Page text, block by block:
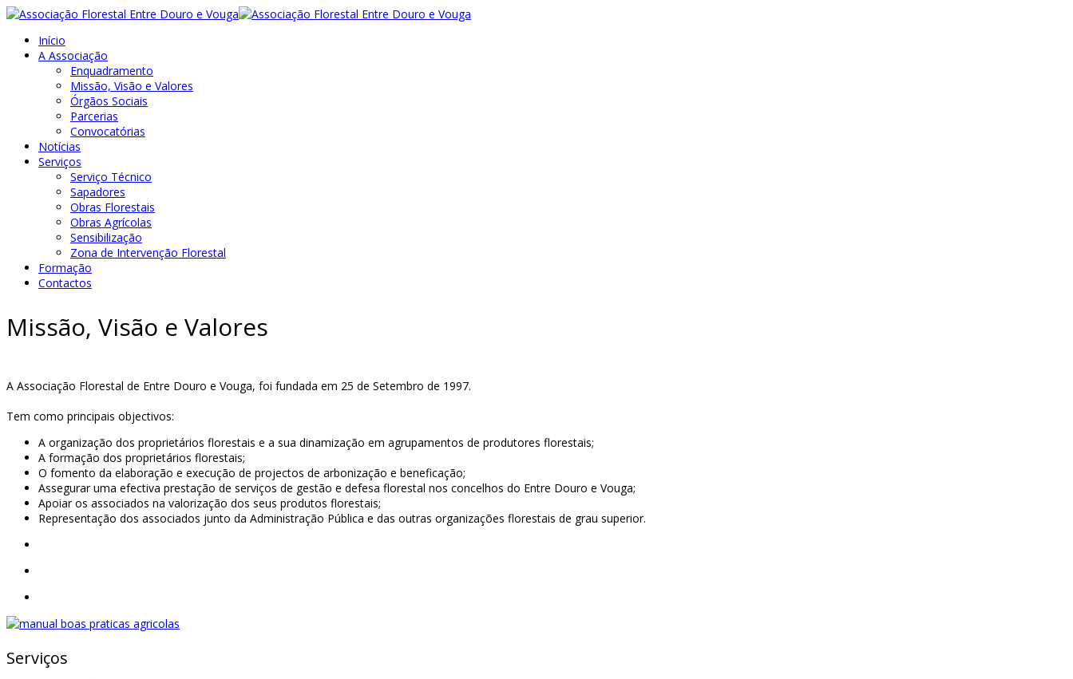
Início
A Associação
Enquadramento
Missão, Visão e Valores
Órgãos Sociais
Parcerias
Convocatórias
Notícias
Serviços
Serviço Técnico
Sapadores
Obras Florestais
Obras Agrícolas
Sensibilização
Zona de Intervenção Florestal
Formação
Contactos
Missão, Visão e Valores
A Associação Florestal de Entre Douro e Vouga, foi fundada em 25 de Setembro de 1997.
Tem como principais objectivos:
A organização dos proprietários florestais e a sua dinamização em agrupamentos de produtores florestais;
A formação dos proprietários florestais;
O fomento da elaboração e execução de projectos de arbonização e beneficação;
Assegurar uma efectiva prestação de serviços de gestão e defesa florestal nos concelhos do Entre Douro e Vouga;
Apoiar os associados na valorização dos seus produtos florestais;
Representação dos associados junto da Administração Pública e das outras organizações florestais de grau superior.
Serviços